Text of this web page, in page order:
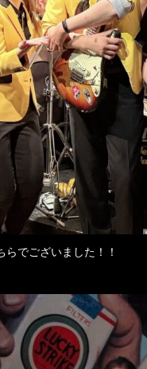
でございました！！